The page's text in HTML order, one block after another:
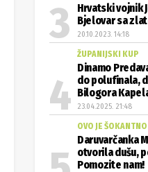
Hrvatski vojnik
Bjelovar sa
20.10.2023. 14:18
ŽUPANIJSKI KUP
Dinamo
do polufinala,
Bilogora
23.04.2025. 21:48
OVO JE ŠOKANTNO
Daruvarčanka
otvorila dušu,
Pomozite nam!